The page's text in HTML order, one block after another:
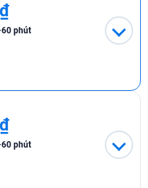
phút
phút